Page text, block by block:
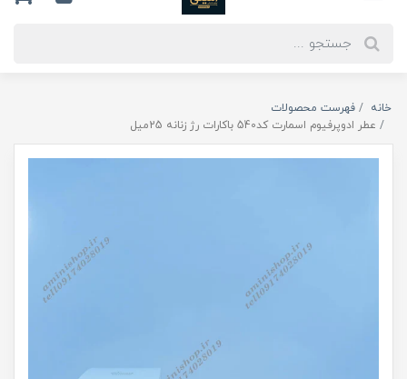
خانه
فهرست محصولات
عطر ادوپرفیوم اسمارت کد540 باکارات رژ زنانه 25میل